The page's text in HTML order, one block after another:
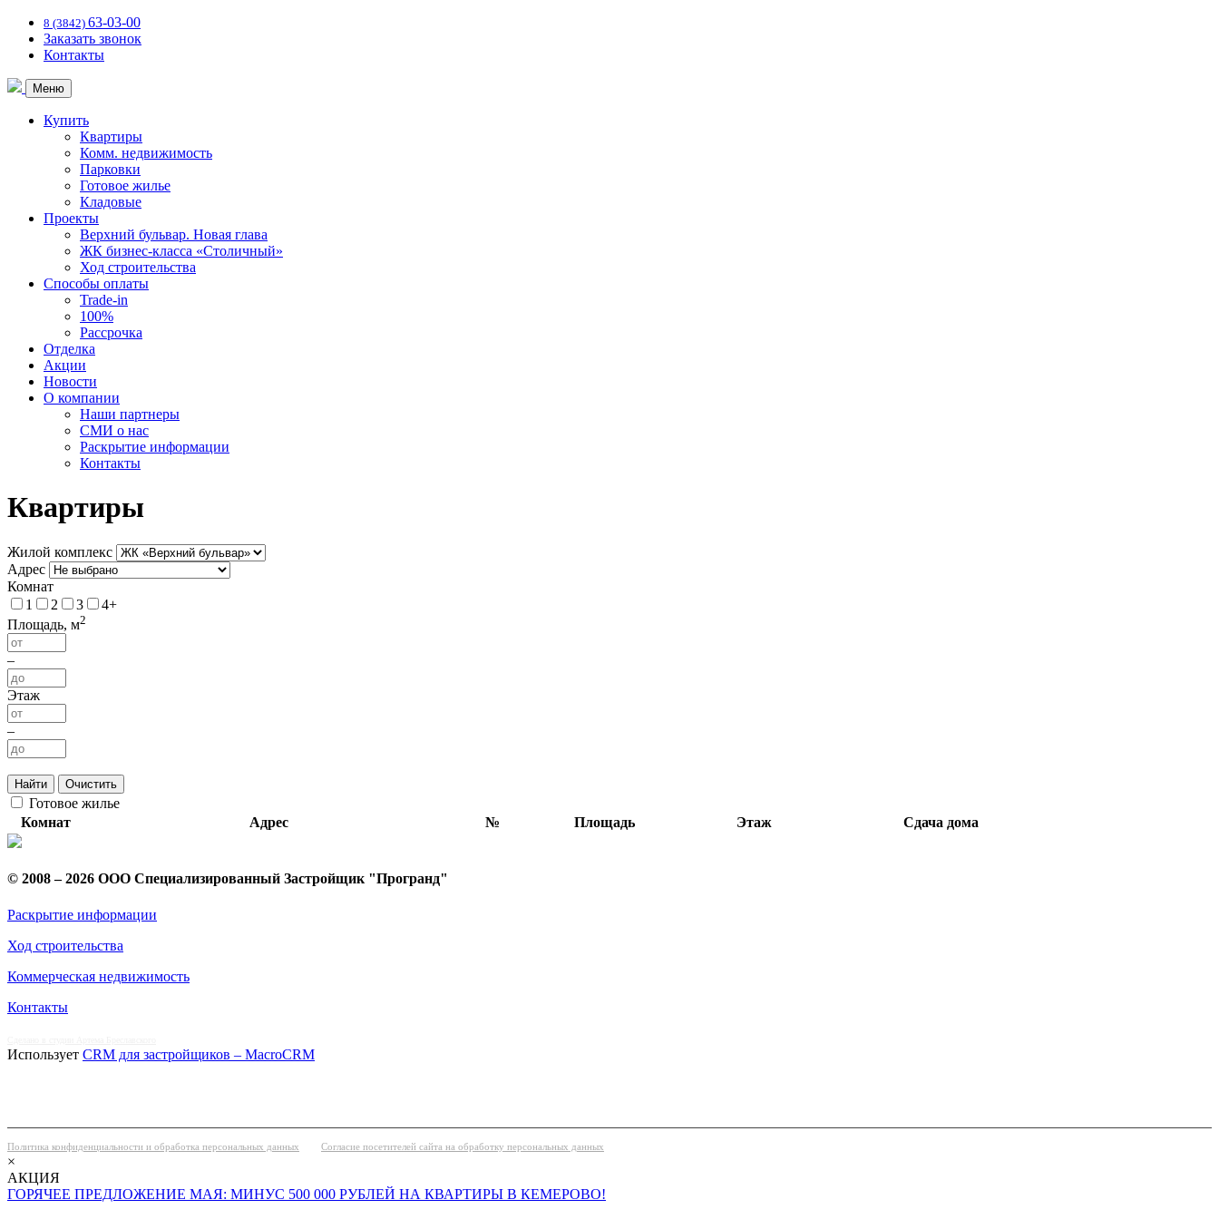
8 (3842) 63-03-00
Заказать звонок
Контакты
Меню
Купить
Квартиры
Комм. недвижимость
Парковки
Готовое жилье
Кладовые
Проекты
Верхний бульвар. Новая глава
ЖК бизнес-класса «Столичный»
Ход строительства
Способы оплаты
Trade-in
100%
Рассрочка
Отделка
Акции
Новости
О компании
Наши партнеры
СМИ о нас
Раскрытие информации
Контакты
Квартиры
Жилой комплекс
Адрес
Комнат
1
2 3
4+
Площадь, м2
–
Этаж
–
Найти Очистить
Готовое жилье
Комнат
Адрес № Площадь Этаж Сдача дома
© 2008 – 2026 ООО Специализированный Застройщик "Програнд"
Раскрытие информации
Ход строительства
Коммерческая недвижимость
Контакты
Использует CRM для застройщиков – MacroCRM
Политика конфиденциальности и обработка персональных данных Согласие посетителей сайта на обработку персональных данных
×
АКЦИЯ
ГОРЯЧЕЕ ПРЕДЛОЖЕНИЕ МАЯ: МИНУС 500 000 РУБЛЕЙ НА КВАРТИРЫ В КЕМЕРОВО!